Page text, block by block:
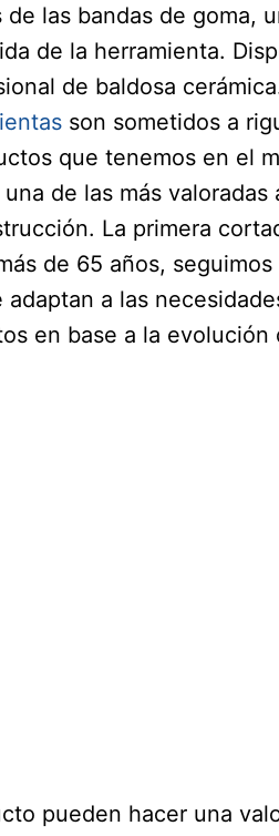
las bandas de goma,
de la herramienta.
de baldosa
son sometidos a
que tenemos en el
de las más
La primera
de 65 años,
a las
en base a la evolución
pueden hacer una